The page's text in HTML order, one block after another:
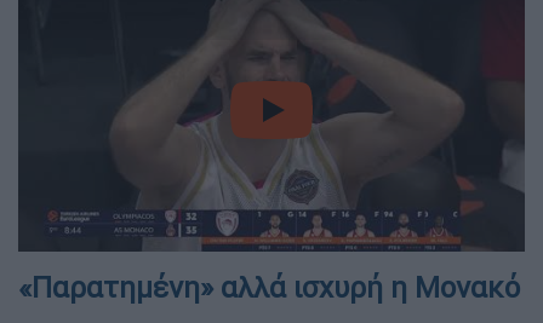
video
«Παρατημένη» αλλά ισχυρή η Μονακό